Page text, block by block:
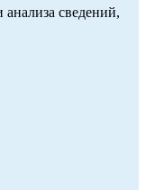
сведений,